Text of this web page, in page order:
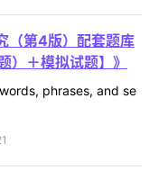
（第4版）配套题库
）＋模拟试题】》
phrases, and se